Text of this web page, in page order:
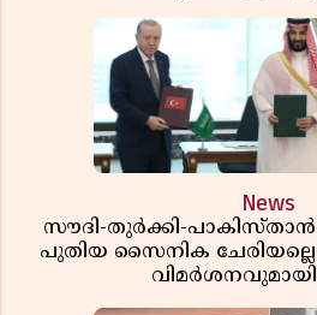
News
സൗദി-തുർക്കി-
പുതിയ സൈനിക